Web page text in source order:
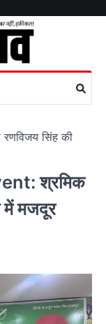
सिंह की
श्रमिक
में मजदूर